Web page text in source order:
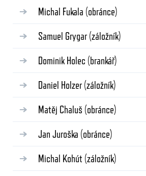
Michal Fukala (obránce)
Samuel Grygar (záložník)
Dominik Holec (brankář)
Daniel Holzer (záložník)
Matěj Chaluš (obránce)
Jan Juroška (obránce)
Michal Kohút (záložník)